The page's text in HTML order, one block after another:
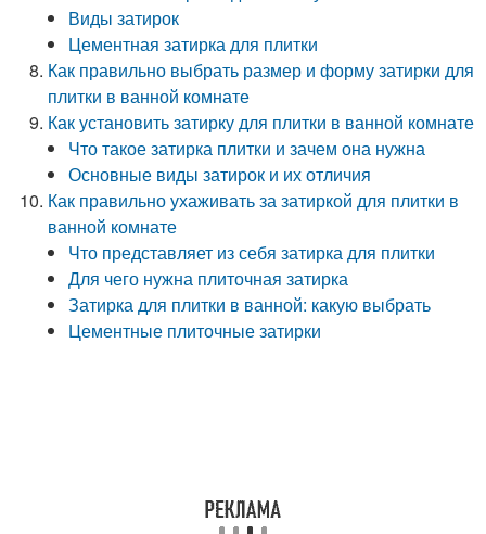
Виды затирок
Цементная затирка для плитки
Как правильно выбрать размер и форму затирки для
плитки в ванной комнате
Как установить затирку для плитки в ванной комнате
Что такое затирка плитки и зачем она нужна
Основные виды затирок и их отличия
Как правильно ухаживать за затиркой для плитки в
ванной комнате
Что представляет из себя затирка для плитки
Для чего нужна плиточная затирка
Затирка для плитки в ванной: какую выбрать
Цементные плиточные затирки